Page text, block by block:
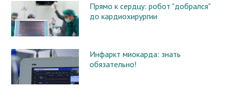
Прямо к сердцу: робот "добрался"
до кардиохирургии
Инфаркт миокарда: знать
обязательно!